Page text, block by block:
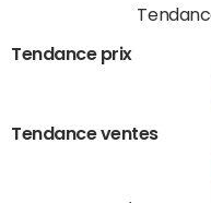
Tendance prix
Tendance ventes